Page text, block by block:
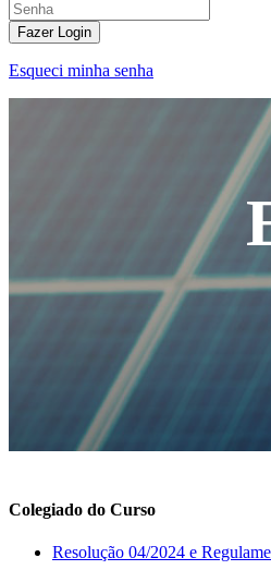
Fazer Login
Esqueci minha senha
Colegiado do Curso
Resolução 04/2024 e